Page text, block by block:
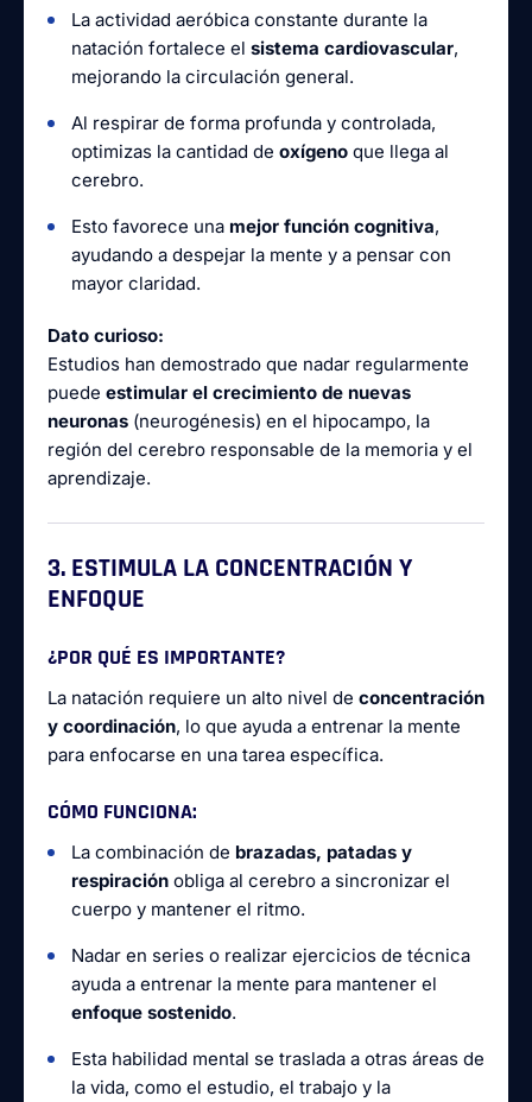
La actividad aeróbica constante durante la
natación fortalece el sistema cardiovascular,
mejorando la circulación general.
Al respirar de forma profunda y controlada,
optimizas la cantidad de oxígeno que llega al
cerebro.
Esto favorece una mejor función cognitiva,
ayudando a despejar la mente y a pensar con
mayor claridad.
Dato curioso:
Estudios han demostrado que nadar regularmente
puede estimular el crecimiento de nuevas
neuronas (neurogénesis) en el hipocampo, la
región del cerebro responsable de la memoria y el
aprendizaje.
3. ESTIMULA LA CONCENTRACIÓN Y
ENFOQUE
¿POR QUÉ ES IMPORTANTE?
La natación requiere un alto nivel de concentración
y coordinación, lo que ayuda a entrenar la mente
para enfocarse en una tarea específica.
CÓMO FUNCIONA:
La combinación de brazadas, patadas y
respiración obliga al cerebro a sincronizar el
cuerpo y mantener el ritmo.
Nadar en series o realizar ejercicios de técnica
ayuda a entrenar la mente para mantener el
enfoque sostenido.
Esta habilidad mental se traslada a otras áreas de
la vida, como el estudio, el trabajo y la